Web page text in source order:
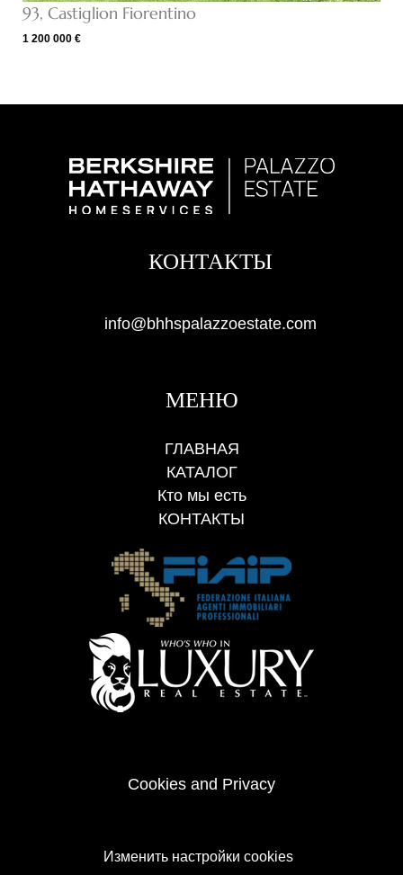
93, Castiglion Fiorentino
1 200 000 €
КОНТАКТЫ
info@bhhspalazzoestate.com
МЕНЮ
ГЛАВНАЯ
КАТАЛОГ
Кто мы есть
КОНТАКТЫ
Cookies and Privacy
Изменить настройки cookies